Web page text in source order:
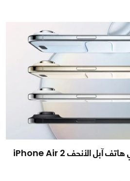
خمس ترقيات منتظرة في هاتف آبل الأنحف iPhone Air 2